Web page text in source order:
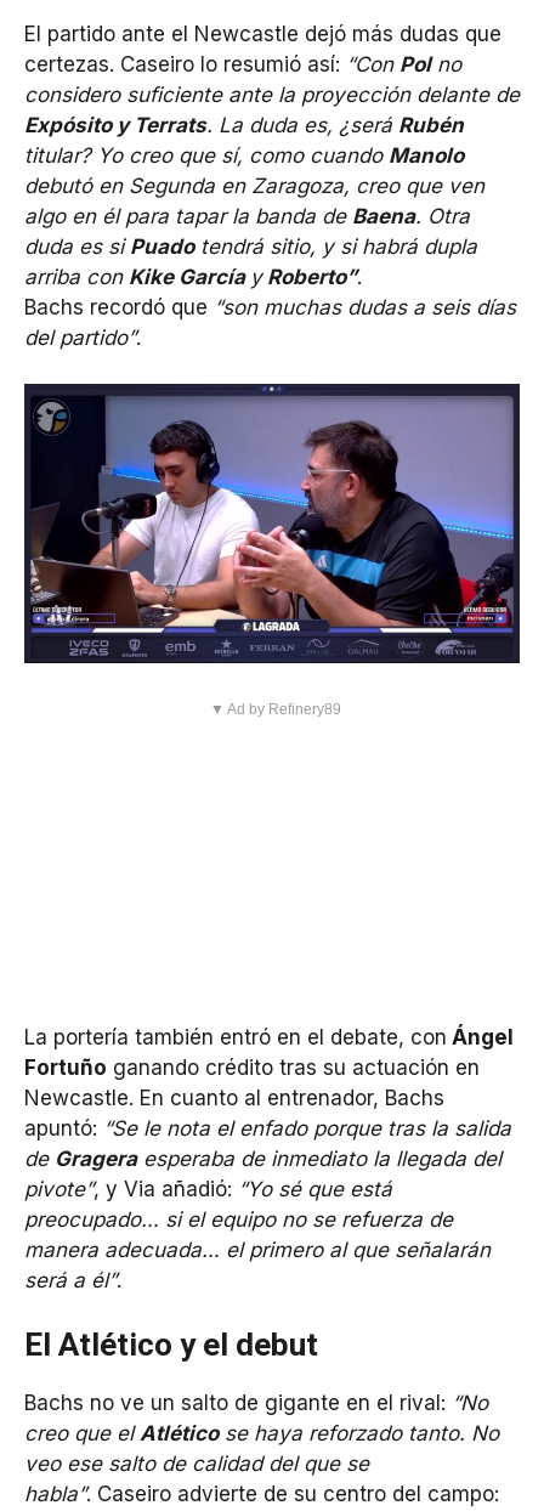
El partido ante el Newcastle dejó más dudas que
certezas. Caseiro lo resumió así: “Con Polno
considero suficiente ante la proyección delante de
Expósito y Terrats. La duda es, ¿será Rubén
titular? Yo creo que sí, como cuando Manolo
debutó en Segunda en Zaragoza, creo que ven
algo en él para tapar la banda de Baena. Otra
duda es si Puadotendrá sitio, y si habrá dupla
arriba con Kike García yRoberto”.
Bachs recordó que “son muchas dudas a seis días
del partido”.
▼ Ad by Refinery89
La portería también entró en el debate, con Ángel
Fortuño ganando crédito tras su actuación en
Newcastle. En cuanto al entrenador, Bachs
apuntó: “Se le nota el enfado porque tras la salida
de Grageraesperaba de inmediato la llegada del
pivote”, y Via añadió: “Yo sé que está
preocupado… si el equipo no se refuerza de
manera adecuada… el primero al que señalarán
será a él”.
El Atlético y el debut
Bachs no ve un salto de gigante en el rival: “No
creo que elAtléticose haya reforzado tanto. No
veo ese salto de calidad del que se
habla”. Caseiro advierte de su centro del campo: